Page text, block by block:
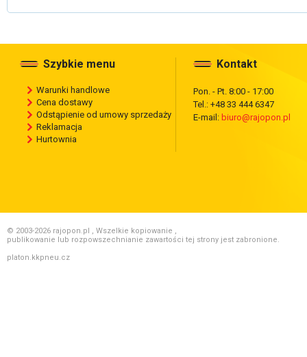
Szybkie menu
Warunki handlowe
Cena dostawy
Odstąpienie od umowy sprzedaży
Reklamacja
Hurtownia
Kontakt
Pon. - Pt. 8:00 - 17:00
Tel.: +48 33 444 6347
E-mail: biuro@rajopon.pl
© 2003-2026 rajopon.pl , Wszelkie kopiowanie ,
publikowanie lub rozpowszechnianie zawartości tej strony jest zabronione.
platon.kkpneu.cz